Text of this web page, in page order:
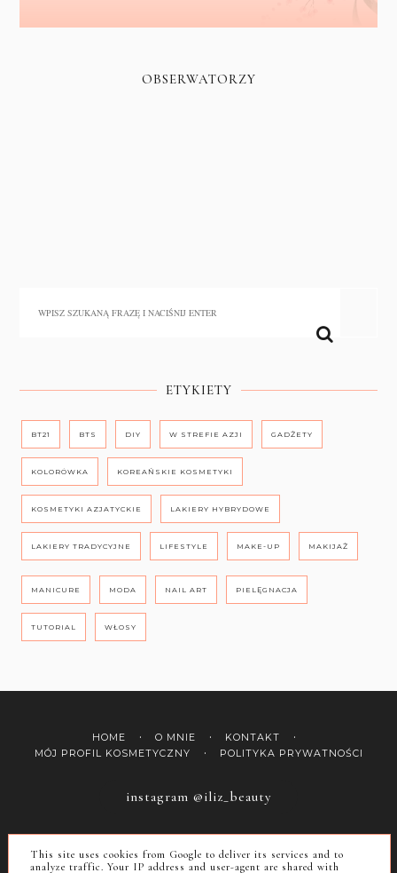
OBSERWATORZY
ETYKIETY
BT21 BTS DIY W STREFIE AZJI GADŻETY
KOLORÓWKA KOREAŃSKIE KOSMETYKI
KOSMETYKI AZJATYCKIE LAKIERY HYBRYDOWE
LAKIERY TRADYCYJNE LIFESTYLE MAKE-UP MAKIJAŻ
MANICURE MODA NAIL ART PIELĘGNACJA
TUTORIAL WŁOSY
HOME O MNIE
KONTAKT
MÓJ PROFIL KOSMETYCZNY
POLITYKA PRYWATNOŚCI
instagram @iliz_beauty
COPYRIGHT ©ILIZ
BLOG DESIGN: KAROGRAFIA.PL
This site uses cookies from Google to deliver its services and to
analyze traffic. Your IP address and user-agent are shared with